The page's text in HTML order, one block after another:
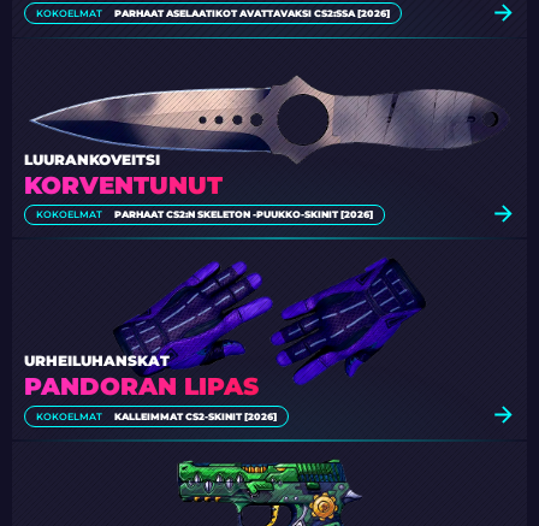
KOKOELMAT PARHAAT ASELAATIKOT AVATTAVAKSI CS2:SSA [2026]
KORVENTUNUT
LUURANKOVEITSI
KOKOELMAT PARHAAT CS2:N SKELETON -PUUKKO-SKINIT [2026]
PANDORAN LIPAS
URHEILUHANSKAT
KOKOELMAT KALLEIMMAT CS2-SKINIT [2026]